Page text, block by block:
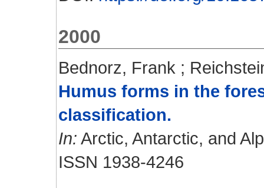
2000
Bednorz, Frank ;
Humus forms in the
classification.
In: Arctic, Antarctic, and
ISSN 1938-4246